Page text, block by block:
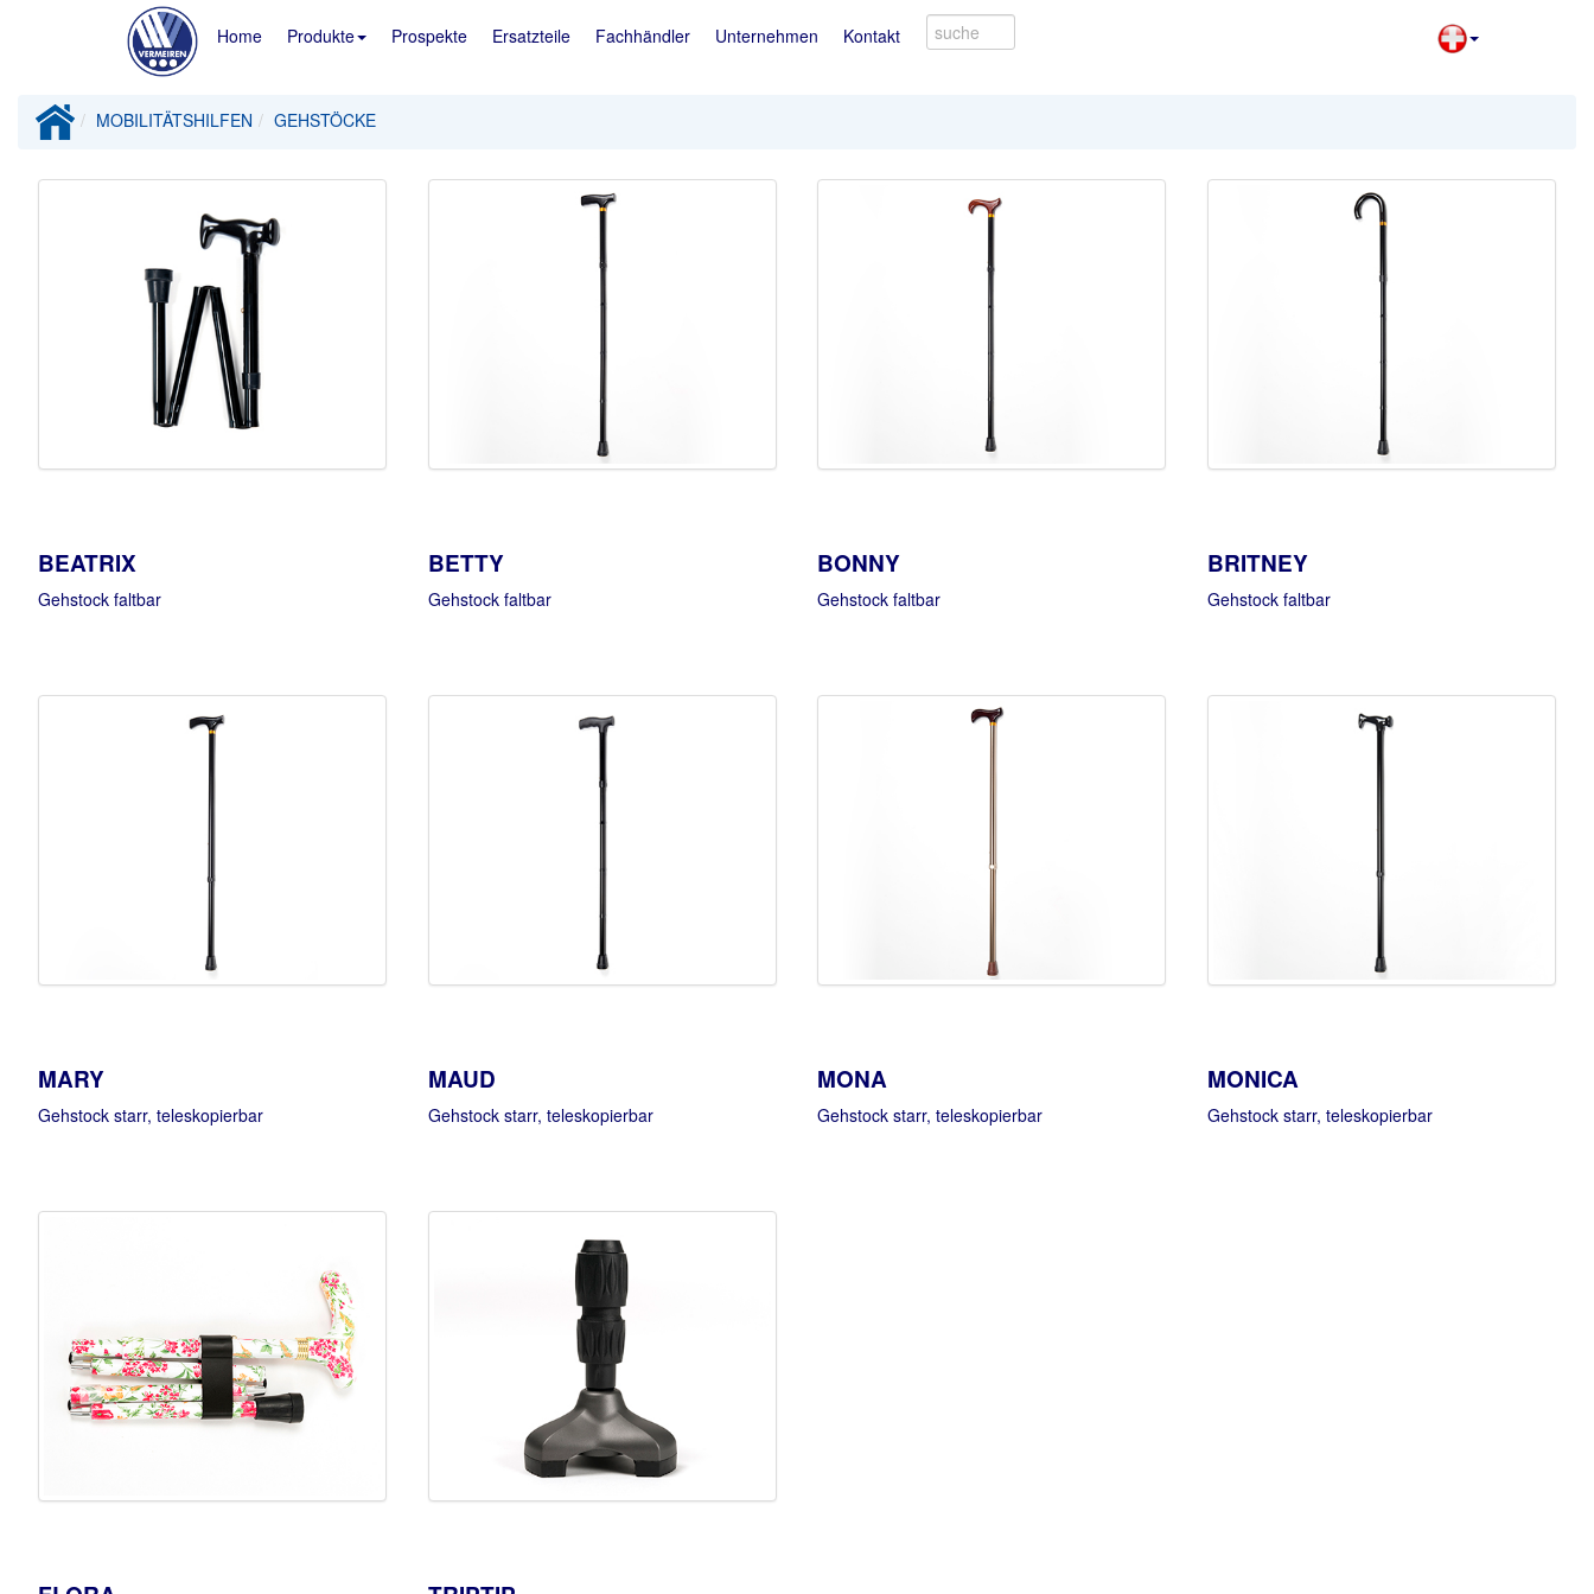
Home Produkte Prospekte Ersatzteile Fachhändler Unternehmen Kontakt
suche
Produkt
MOBILITÄTSHILFEN GEHSTÖCKE
BEATRIX
Gehstock faltbar
BETTY
Gehstock faltbar
BONNY
Gehstock faltbar
BRITNEY
Gehstock faltbar
MARY
Gehstock starr, teleskopierbar
MAUD
Gehstock starr, teleskopierbar
MONA
Gehstock starr, teleskopierbar
MONICA
Gehstock starr, teleskopierbar